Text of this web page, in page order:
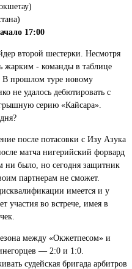
17:00
второй шестерки. Несмотря
жарким - команды в таблице
В прошлом туре новому
не удалось дебютировать с
серию «Кайсара».
после потасовки с Изу Азука
матча нигерийский форвард
ни было, но сегодня защитник
партнерам не сможет.
имеется и у
участия во встрече, имея в
между «Окжетпесом» и
— 2:0 и 1:0.
судейская бригада арбитров